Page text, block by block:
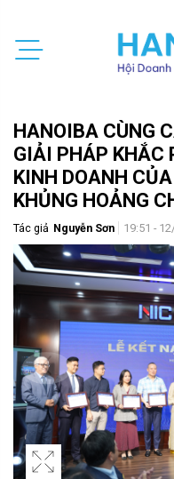
HANOIBA CÙNG
GIẢI PHÁP KHẮC
KINH DOANH
KHỦNG HOẢNG
Tác giả Nguyễn Sơn 19:51 -